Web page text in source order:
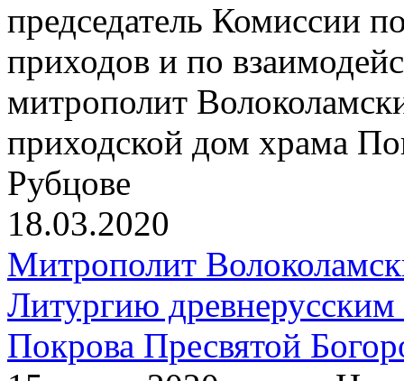
председатель Комиссии
приходов и по
митрополит
приходской дом храма
Рубцове
18.03.2020
Митрополит
Литургию
Покрова Пресвятой